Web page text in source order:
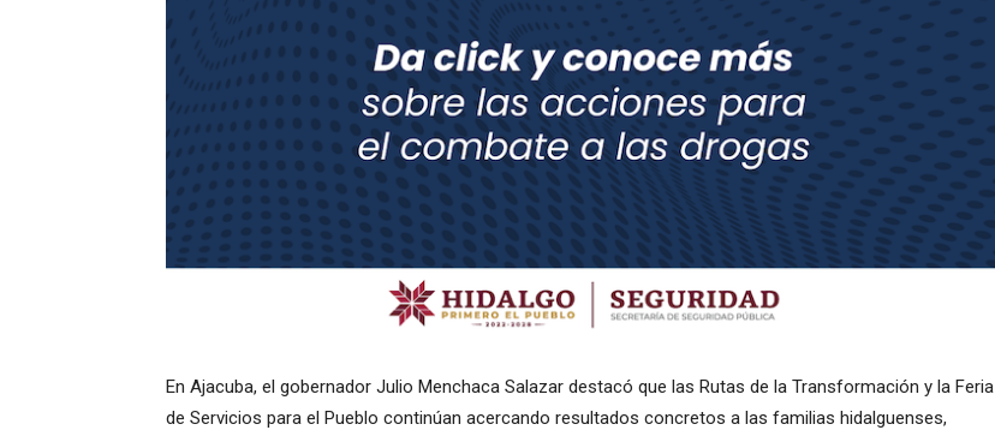
En Ajacuba, el gobernador Julio Menchaca Salazar destacó que las Rutas de la Transformación y la Feria
de Servicios para el Pueblo continúan acercando resultados concretos a las familias hidalguenses,